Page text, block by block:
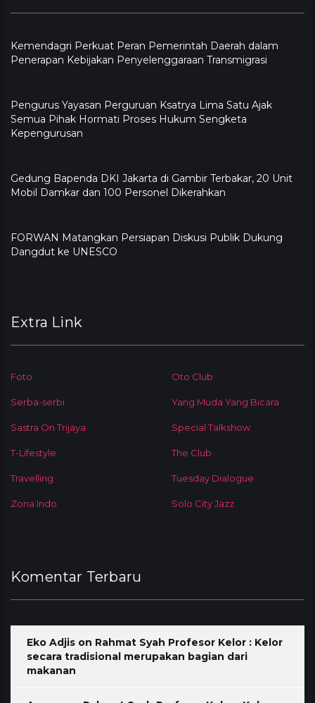
Kemendagri Perkuat Peran Pemerintah Daerah dalam
Penerapan Kebijakan Penyelenggaraan Transmigrasi
Pengurus Yayasan Perguruan Ksatrya Lima Satu Ajak
Semua Pihak Hormati Proses Hukum Sengketa
Kepengurusan
Gedung Bapenda DKI Jakarta di Gambir Terbakar, 20 Unit
Mobil Damkar dan 100 Personel Dikerahkan
FORWAN Matangkan Persiapan Diskusi Publik Dukung
Dangdut ke UNESCO
Extra Link
Foto Oto Club
Serba-serbi Yang Muda Yang Bicara
Sastra On Trijaya Special Talkshow
T-Lifestyle The Club
Travelling Tuesday Dialogue
Zona Indo Solo City Jazz
Komentar Terbaru
Eko Adjis on Rahmat Syah Profesor Kelor : Kelor
secara tradisional merupakan bagian dari
makanan